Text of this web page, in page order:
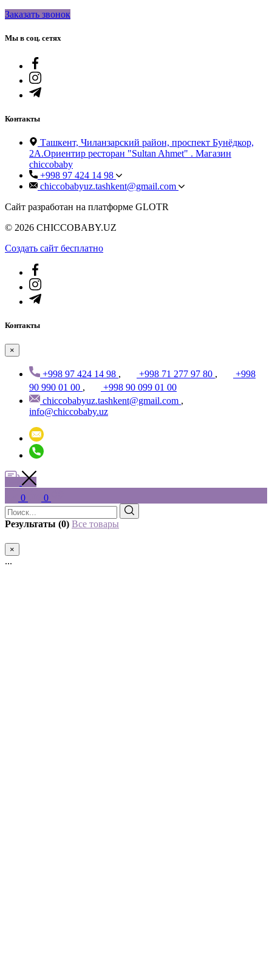
Заказать звонок
Мы в соц. сетях
Контакты
Ташкент, Чиланзарский район, проспект Бунёдкор,
2А.Ориентир ресторан "Sultan Ahmet" . Магазин
chiccobaby
+998 97 424 14 98
chiccobabyuz.tashkent@gmail.com
Сайт разработан на платформе GLOTR
© 2026 CHICCOBABY.UZ
Создать cайт бесплатно
Контакты
×
+998 97 424 14 98 , +998 71 277 97 80 ,
+998
90 990 01 00 ,
+998 90 099 01 00
chiccobabyuz.tashkent@gmail.com ,
info@chiccobaby.uz
0 0
Результаты (0) Все товары
×
...